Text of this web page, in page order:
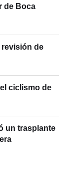
de Boca
de
ciclismo de
un trasplante